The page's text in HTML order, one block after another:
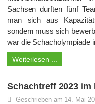
Sachsen durften fünf
man sich aus
sondern muss sich
war die Schacholympiade
Weiterlesen ...
Schachtreff 2023 im
Geschrieben am 14. Mai